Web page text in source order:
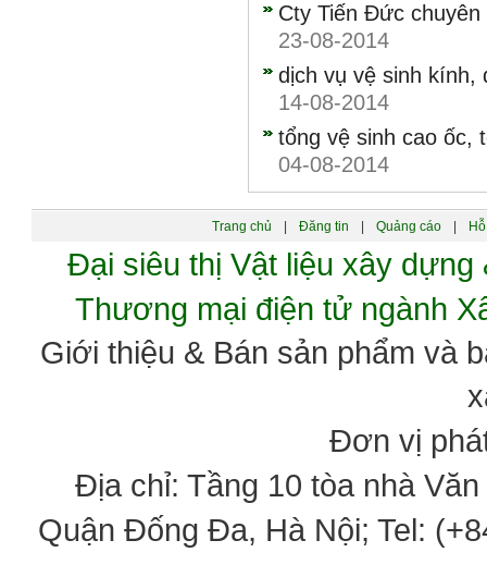
Cty Tiến Đức
23-08-2014
dịch vụ vệ sinh kính,
14-08-2014
tổng vệ sinh cao ốc,
04-08-2014
Trang chủ Đăng tin Quảng cáo
Đại siêu thị Vật liệu xây
Thương mại điện tử ngành
Giới thiệu & Bán sản phẩm và
Đơn vị
Địa chỉ: Tầng 10 tòa nhà
Quận Đống Đa, Hà Nội; Tel: